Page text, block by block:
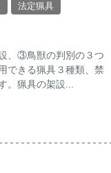
法定猟具
、③鳥獣の判別の３つ
できる猟具３種類、禁
。猟具の架設...